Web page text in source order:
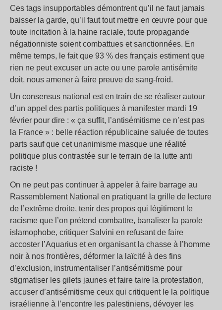
Ces tags insupportables démontrent qu’il ne faut jamais
baisser la garde, qu’il faut tout mettre en œuvre pour que
toute incitation à la haine raciale, toute propagande
négationniste soient combattues et sanctionnées. En
même temps, le fait que 93 % des français estiment que
rien ne peut excuser un acte ou une parole antisémite
doit, nous amener à faire preuve de sang-froid.
Un consensus national est en train de se réaliser autour
d’un appel des partis politiques à manifester mardi 19
février pour dire : « ça suffit, l’antisémitisme ce n’est pas
la France » : belle réaction républicaine saluée de toutes
parts sauf que cet unanimisme masque une réalité
politique plus contrastée sur le terrain de la lutte anti
raciste !
On ne peut pas continuer à appeler à faire barrage au
Rassemblement National en pratiquant la grille de lecture
de l’extrême droite, tenir des propos qui légitiment le
racisme que l’on prétend combattre, banaliser la parole
islamophobe, critiquer Salvini en refusant de faire
accoster l’Aquarius et en organisant la chasse à l’homme
noir à nos frontières, déformer la laïcité à des fins
d’exclusion, instrumentaliser l’antisémitisme pour
stigmatiser les gilets jaunes et faire taire la protestation,
accuser d’antisémitisme ceux qui critiquent le la politique
israélienne à l’encontre les palestiniens, dévoyer les